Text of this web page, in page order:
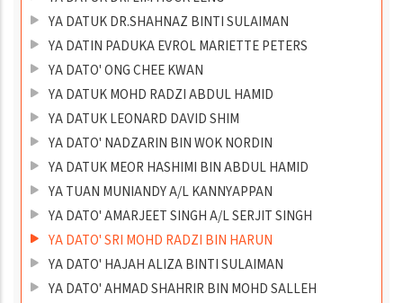
YA DATUK DR.SHAHNAZ BINTI SULAIMAN
YA DATIN PADUKA EVROL MARIETTE PETERS
YA DATO' ONG CHEE KWAN
YA DATUK MOHD RADZI ABDUL HAMID
YA DATUK LEONARD DAVID SHIM
YA DATO' NADZARIN BIN WOK NORDIN
YA DATUK MEOR HASHIMI BIN ABDUL HAMID
YA TUAN MUNIANDY A/L KANNYAPPAN
YA DATO' AMARJEET SINGH A/L SERJIT SINGH
YA DATO' SRI MOHD RADZI BIN HARUN
YA DATO' HAJAH ALIZA BINTI SULAIMAN
YA DATO' AHMAD SHAHRIR BIN MOHD SALLEH